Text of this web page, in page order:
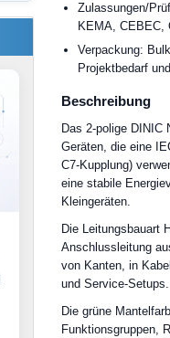
Zulassungen/
KEMA,
Verpackung:
Projektbedarf
Beschreibung
Das 2-polige DINIC
Geräten, die eine
C7-Kupplung)
eine stabile
Kleingeräten.
Die Leitungsbauart
Anschlussleitung
von Kanten, in
und Service-Setups.
Die grüne
Funktionsgruppen,